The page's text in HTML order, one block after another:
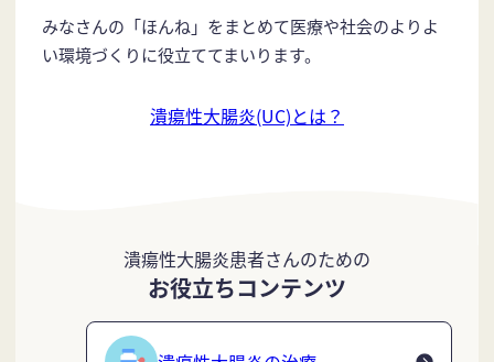
みなさんの「ほんね」をまとめて医療や社会のよりよ
い環境づくりに役立ててまいります。
潰瘍性大腸炎(UC)とは？
潰瘍性大腸炎患者さんのための
お役立ちコンテンツ